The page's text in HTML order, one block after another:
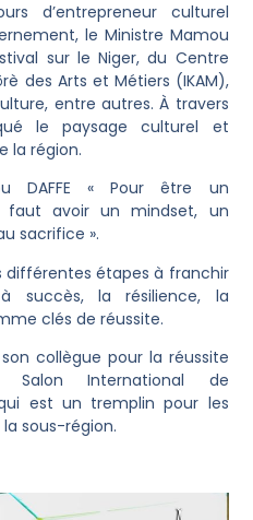
d’entrepreneur culturel
le Ministre Mamou
sur le Niger, du Centre
des Arts et Métiers (IKAM),
entre autres. À travers
le paysage culturel et
la région.
DAFFE « Pour être un
faut avoir un mindset, un
sacrifice ».
différentes étapes à franchir
succès, la résilience, la
clés de réussite.
collègue pour la réussite
International de
qui est un tremplin pour les
sous-région.